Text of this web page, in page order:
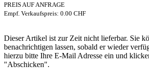
PREIS AUF ANFRAGE
Empf. Verkaufspreis: 0.00 CHF
Dieser Artikel ist zur Zeit nicht lieferbar. Sie
benachrichtigen lassen, sobald er wieder
hierzu bitte Ihre E-Mail Adresse ein und
"Abschicken".